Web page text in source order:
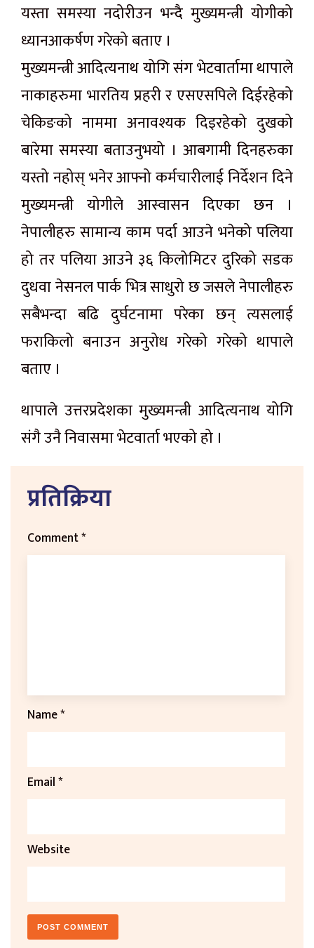
यस्ता समस्या नदोरीउन भन्दै मुख्यमन्त्री योगीको
ध्यानआकर्षण गरेको बताए ।
मुख्यमन्त्री आदित्यनाथ योगि संग भेटवार्तामा थापाले
नाकाहरुमा भारतिय प्रहरी र एसएसपिले दिईरहेको
चेकिङको नाममा अनावश्यक दिइरहेको दुखको
बारेमा समस्या बताउनुभयो । आबगामी दिनहरुका
यस्तो नहोस् भनेर आफ्नो कर्मचारीलाई निर्देशन दिने
मुख्यमन्त्री योगीले आस्वासन दिएका छन ।
नेपालीहरु सामान्य काम पर्दा आउने भनेको पलिया
हो तर पलिया आउने ३६ किलोमिटर दुरिको सडक
दुधवा नेसनल पार्क भित्र साधुरो छ जसले नेपालीहरु
सबैभन्दा बढि दुर्घटनामा परेका छन् त्यसलाई
फराकिलो बनाउन अनुरोध गरेको गरेको थापाले
बताए ।
थापाले उत्तरप्रदेशका मुख्यमन्त्री आदित्यनाथ योगि
संगै उनै निवासमा भेटवार्ता भएको हो ।
प्रतिक्रिया
Comment*
Name*
Email*
Website